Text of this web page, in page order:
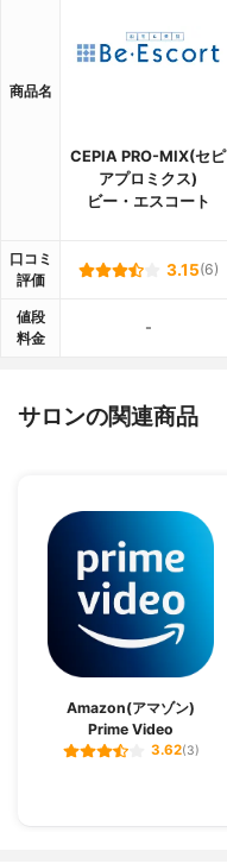
商品名
CEPIA PRO-MIX(セピ
アプロミクス)
ビー・エスコート
口コミ
評価
3.15(6)
値段
料金
-
サロンの関連商品
Amazon(アマゾン)
Prime Video
3.62(3)